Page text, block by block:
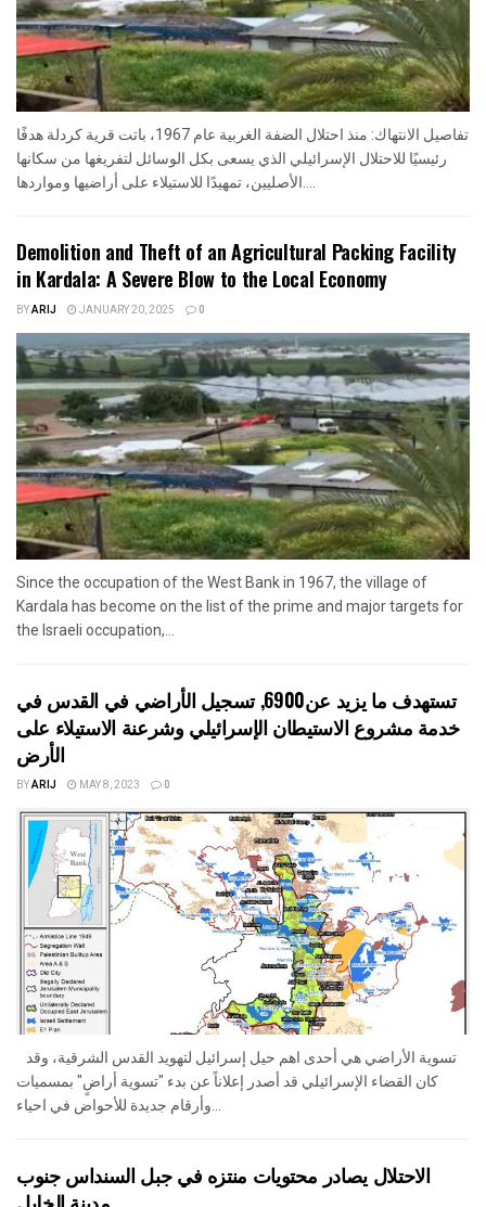
تفاصيل الانتهاك: منذ احتلال الضفة الغربية عام 1967، باتت قرية كردلة هدفًا
رئيسيًا للاحتلال الإسرائيلي الذي يسعى بكل الوسائل لتفريغها من سكانها
Demolition and Theft of an Agricultural Packing Facility
in Kardala: A Severe Blow to the Local Economy
BYARIJ JANUARY 20, 2025 0
Since the occupation of the West Bank in 1967, the village of
Kardala has become on the list of the prime and major targets for
the Israeli occupation,...
تستهدف ما يزيد عن6900, تسجيل الأراضي في القدس في
خدمة مشروع الاستيطان الإسرائيلي وشرعنة الاستيلاء على
الأرض
BYARIJ MAY 8, 2023 0
كان القضاء الإسرائيلي قد أصدر إعلاناً عن بدء "تسوية أراضٍ" بمسميات
الاحتلال يصادر محتويات منتزه في جبل السنداس جنوب
مدينة الخليل